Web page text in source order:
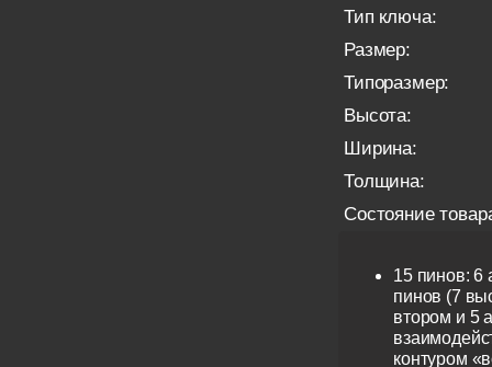
Тип ключа:
Размер:
Типоразмер:
Высота:
Ширина:
Толщина:
Состояние
15 пинов: 6
пинов (7
втором и 5
контуром